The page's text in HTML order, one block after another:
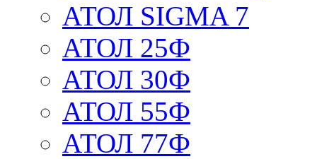
АТОЛ SIGMA 7
АТОЛ 25Ф
АТОЛ 30Ф
АТОЛ 55Ф
АТОЛ 77Ф